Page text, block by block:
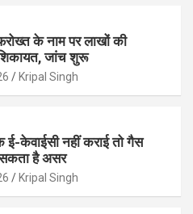
के नाम पर लाखों की
जांच शुरू
Kripal Singh
केवाईसी नहीं कराई तो गैस
सकता है असर
Kripal Singh